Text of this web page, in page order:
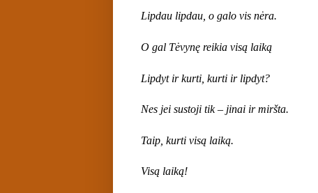
Lipdau lipdau, o galo vis nėra.
O gal Tėvynę reikia visą laiką
Lipdyt ir kurti, kurti ir lipdyt?
Nes jei sustoji tik – jinai ir miršta.
Taip, kurti visą laiką.
Visą laiką!